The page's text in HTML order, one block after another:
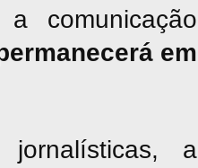
comunicação
em
a